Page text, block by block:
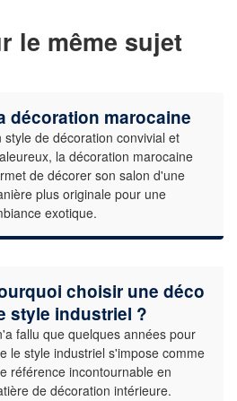
le même sujet
décoration marocaine
style de décoration convivial et
la décoration marocaine
de décorer son salon d'une
plus originale pour une
exotique.
choisir une déco
style industriel ?
fallu que quelques années pour
le style industriel s'impose comme
référence incontournable en
de décoration intérieure.